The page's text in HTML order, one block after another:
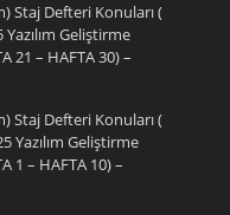
Staj Defteri Konuları (
Yazılım Geliştirme
21 – HAFTA 30) –
Staj Defteri Konuları (
Yazılım Geliştirme
1 – HAFTA 10) –